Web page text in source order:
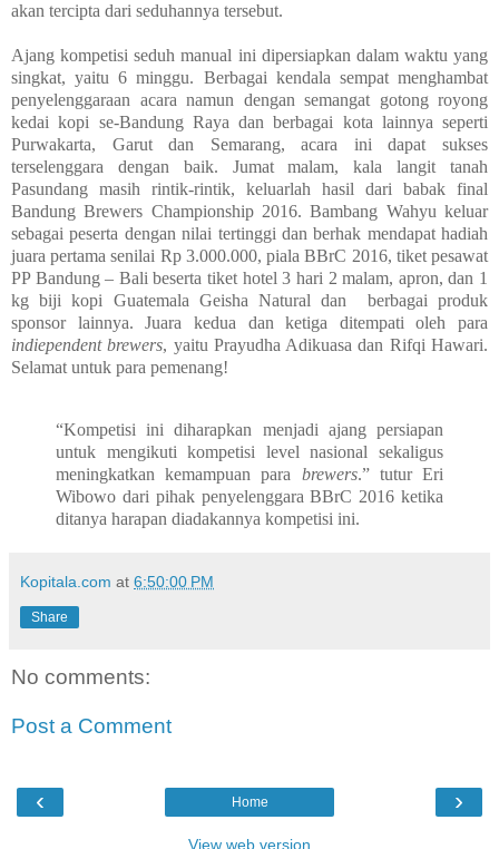
akan tercipta dari seduhannya tersebut.
Ajang kompetisi seduh manual ini dipersiapkan dalam waktu yang
singkat, yaitu 6 minggu. Berbagai kendala sempat menghambat
penyelenggaraan acara namun dengan semangat gotong royong
kedai kopi se-Bandung Raya dan berbagai kota lainnya seperti
Purwakarta, Garut dan Semarang, acara ini dapat sukses
terselenggara dengan baik. Jumat malam, kala langit tanah
Pasundang masih rintik-rintik, keluarlah hasil dari babak final
Bandung Brewers Championship 2016. Bambang Wahyu keluar
sebagai peserta dengan nilai tertinggi dan berhak mendapat hadiah
juara pertama senilai Rp 3.000.000, piala BBrC 2016, tiket pesawat
PP Bandung – Bali beserta tiket hotel 3 hari 2 malam, apron, dan 1
kg biji kopi Guatemala Geisha Natural dan berbagai produk
sponsor lainnya. Juara kedua dan ketiga ditempati oleh para
indiependent brewers, yaitu Prayudha Adikuasa dan Rifqi Hawari.
Selamat untuk para pemenang!
“Kompetisi ini diharapkan menjadi ajang persiapan
untuk mengikuti kompetisi level nasional sekaligus
meningkatkan kemampuan para brewers.” tutur Eri
Wibowo dari pihak penyelenggara BBrC 2016 ketika
ditanya harapan diadakannya kompetisi ini.
Kopitala.com at 6:50:00 PM
Share
No comments:
Post a Comment
‹ ›
Home
View web version